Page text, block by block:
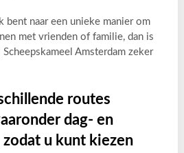
bent naar een unieke manier om
met vrienden of familie, dan is
Amsterdam zeker
routes
dag- en
u kunt kiezen